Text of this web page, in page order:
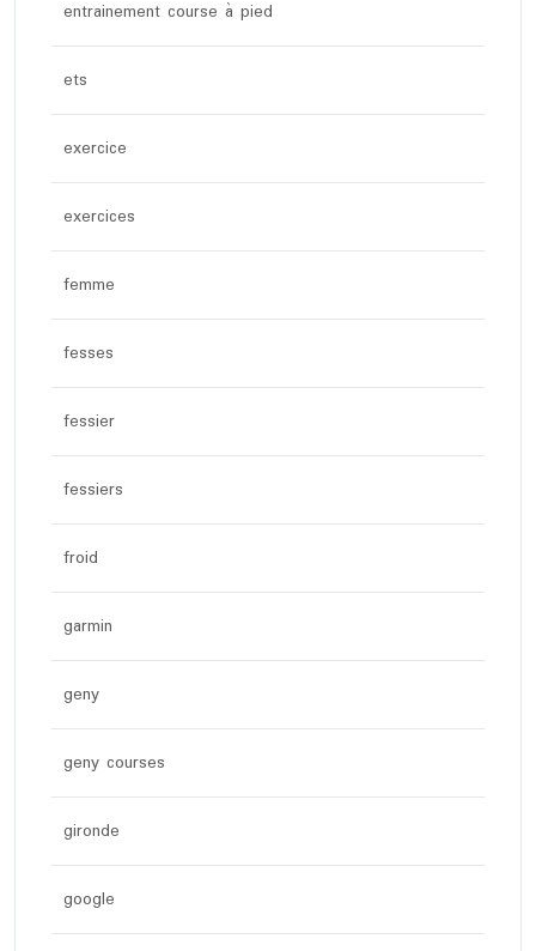
entrainement course à pied
ets
exercice
exercices
femme
fesses
fessier
fessiers
froid
garmin
geny
geny courses
gironde
google